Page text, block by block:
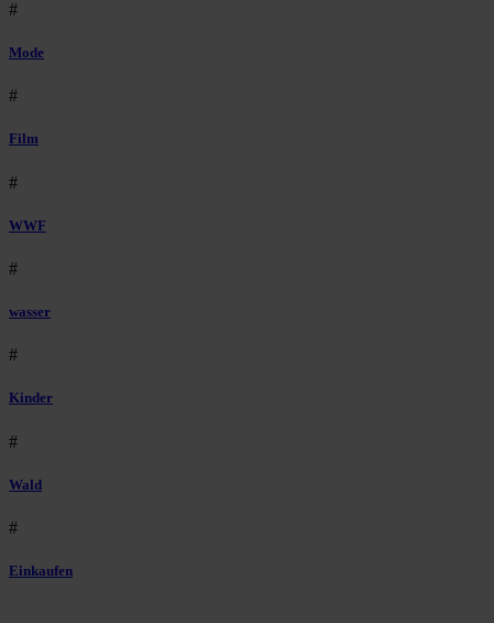
#
Mode
#
Film
#
WWF
#
wasser
#
Kinder
#
Wald
#
Einkaufen